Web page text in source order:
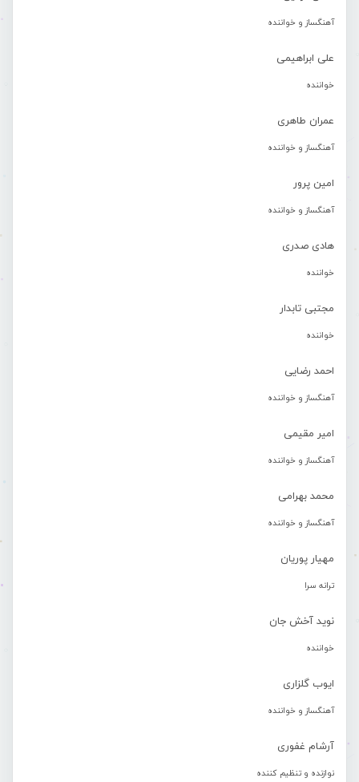
آهنگساز و خواننده
علی ابراهیمی
خواننده
عمران طاهری
آهنگساز و خواننده
امین پرور
آهنگساز و خواننده
هادی صدری
خواننده
مجتبی تابدار
خواننده
احمد رضایی
آهنگساز و خواننده
امیر مقیمی
آهنگساز و خواننده
محمد بهرامی
آهنگساز و خواننده
مهیار پوریان
ترانه سرا
نوید آخش جان
خواننده
ایوب گلزاری
آهنگساز و خواننده
آرشام غفوری
نوازنده و تنظیم کننده